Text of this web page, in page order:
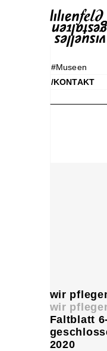
#Museen
/KONTAKT
wir
wir
Faltblatt
2020